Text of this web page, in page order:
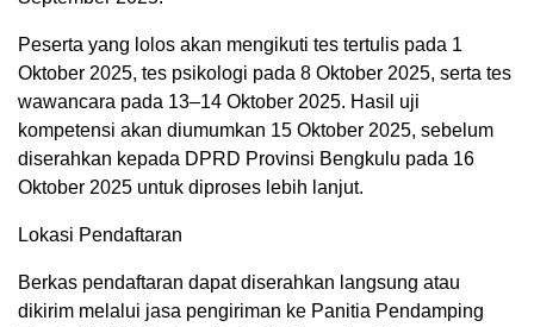
Peserta yang lolos akan mengikuti tes tertulis pada 1
Oktober 2025, tes psikologi pada 8 Oktober 2025, serta tes
wawancara pada 13–14 Oktober 2025. Hasil uji
kompetensi akan diumumkan 15 Oktober 2025, sebelum
diserahkan kepada DPRD Provinsi Bengkulu pada 16
Oktober 2025 untuk diproses lebih lanjut.
Lokasi Pendaftaran
Berkas pendaftaran dapat diserahkan langsung atau
dikirim melalui jasa pengiriman ke Panitia Pendamping